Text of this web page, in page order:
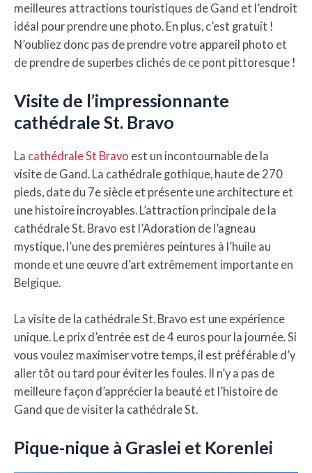
meilleures attractions touristiques de Gand et l’endroit
idéal pour prendre une photo. En plus, c’est gratuit !
N’oubliez donc pas de prendre votre appareil photo et
de prendre de superbes clichés de ce pont pittoresque !
Visite de l’impressionnante
cathédrale St. Bravo
La cathédrale St Bravo est un incontournable de la
visite de Gand. La cathédrale gothique, haute de 270
pieds, date du 7e siècle et présente une architecture et
une histoire incroyables. L’attraction principale de la
cathédrale St. Bravo est l’Adoration de l’agneau
mystique, l’une des premières peintures à l’huile au
monde et une œuvre d’art extrêmement importante en
Belgique.
La visite de la cathédrale St. Bravo est une expérience
unique. Le prix d’entrée est de 4 euros pour la journée. Si
vous voulez maximiser votre temps, il est préférable d’y
aller tôt ou tard pour éviter les foules. Il n’y a pas de
meilleure façon d’apprécier la beauté et l’histoire de
Gand que de visiter la cathédrale St.
Pique-nique à Graslei et Korenlei